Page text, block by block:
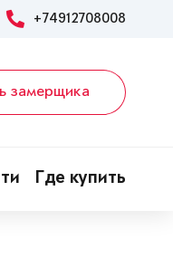
+74912708008
замерщика
Где купить